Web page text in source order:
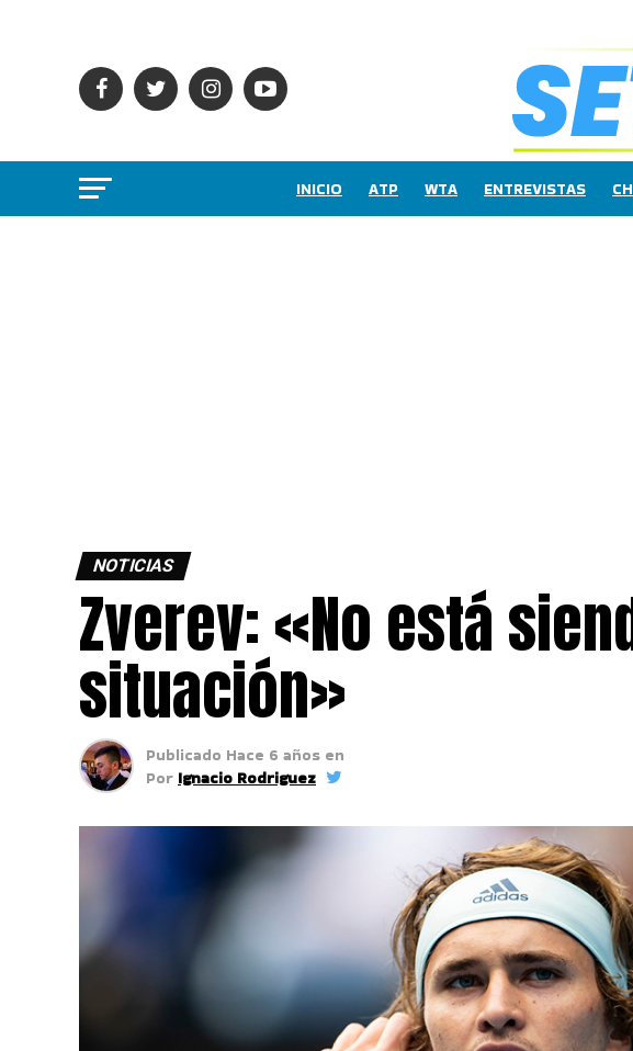
INICIO ATP WTA ENTREVISTAS
NOTICIAS
Zverev: «No está
situación»
Publicado Hace 6 años en
Por Ignacio Rodriguez